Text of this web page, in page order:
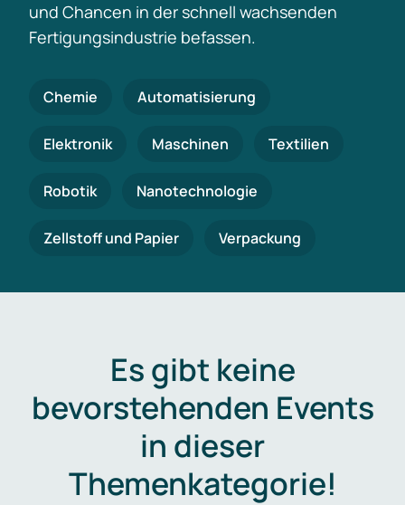
und Chancen in der schnell wachsenden
Fertigungsindustrie befassen.
Chemie Automatisierung
Elektronik Maschinen Textilien
Robotik Nanotechnologie
Zellstoff und Papier Verpackung
Es gibt keine
bevorstehenden Events
in dieser
Themenkategorie!